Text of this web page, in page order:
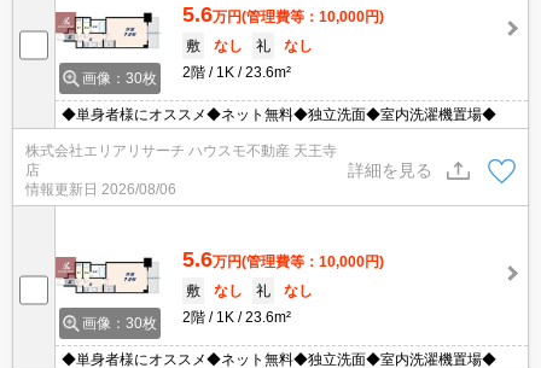
画像：30枚
5.6万円(管理費等：10,000円)
敷
なし 礼
なし
2階
1K 23.6m²
◆単身者様にオススメ◆ネット無料◆独立洗面◆室内洗濯機置場◆
株式会社エリアリサーチ ハウスモ不動産 天王寺
店
情報更新日 2026/08/06
詳細を見る
画像：30枚
5.6万円(管理費等：10,000円)
敷
なし 礼
なし
2階
1K 23.6m²
◆単身者様にオススメ◆ネット無料◆独立洗面◆室内洗濯機置場◆